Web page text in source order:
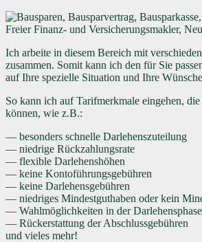
Ich arbeite in diesem Bereich mit
zusammen. Somit kann ich den für Sie
auf Ihre spezielle Situation und Ihre
So kann ich auf Tarifmerkmale eingehen,
können, wie z.B.:
— besonders schnelle Darlehenszuteilung
— niedrige Rückzahlungsrate
— flexible Darlehenshöhen
— keine Kontoführungsgebühren
— keine Darlehensgebühren
— niedriges Mindestguthaben oder kein
— Wahlmöglichkeiten in der Darlehensphase
— Rückerstattung der Abschlussgebühren
und vieles mehr!